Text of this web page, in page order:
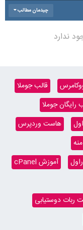
چیدمان مطالب
ندارد
قالب جوملا
رایگان جوملا
هاست وردپرس
آموزش cPanel
دوستیابی